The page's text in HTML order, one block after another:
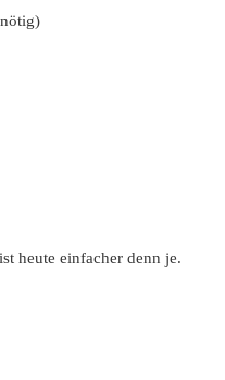
heute einfacher denn je.